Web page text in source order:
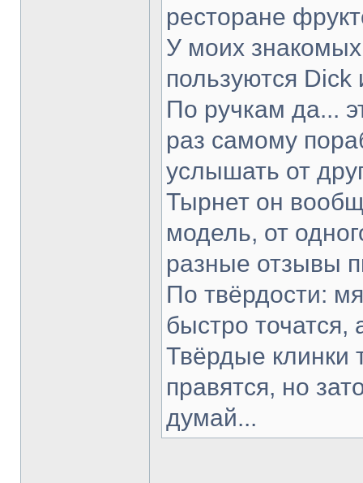
ресторане
У моих
пользуются Dick
По ручкам да...
раз самому
услышать от
Тырнет он
модель, от
разные отзывы
По твёрдости:
быстро точатся,
Твёрдые клинки
правятся, но
думай...